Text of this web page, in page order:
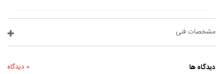
مشخصات فنی
دیدگاه ها 0 دیدگاه